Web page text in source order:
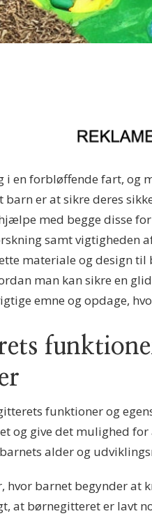
i en forbløffende fart,
barn er at sikre deres
med begge disse
samt vigtigheden
materiale og design
man kan sikre en
emne og opdage,
funktioner og
og give det mulighed
alder og
hvor barnet begynder at
at børnegitteret er lavt